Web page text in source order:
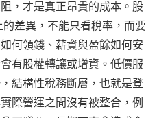
，才是真正昂貴的成本。股
差異，不能只看稅率，而要
何領錢、薪資與盈餘如何安
有股權轉讓或增資。低價服
結構性稅務斷層，也就是登
際營運之間沒有被整合，例